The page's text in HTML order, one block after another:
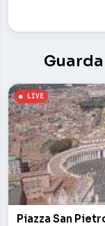
Piazza San